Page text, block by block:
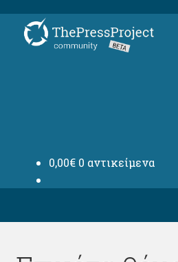
Απευθείας
μετάβαση
Μετάβαση
σε
Συνδρομές
0,00€ 0 αντικείμενα